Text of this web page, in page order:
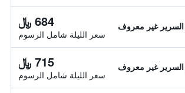
السرير غير معروف 684 ﷼
سعر الليلة شامل الرسوم
السرير غير معروف 715 ﷼
سعر الليلة شامل الرسوم